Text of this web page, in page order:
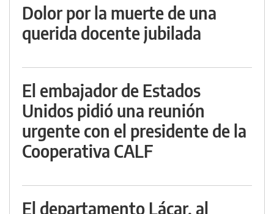
Dolor por la muerte de una
querida docente jubilada
El embajador de Estados
Unidos pidió una reunión
urgente con el presidente de la
Cooperativa CALF
El departamento Lácar, al